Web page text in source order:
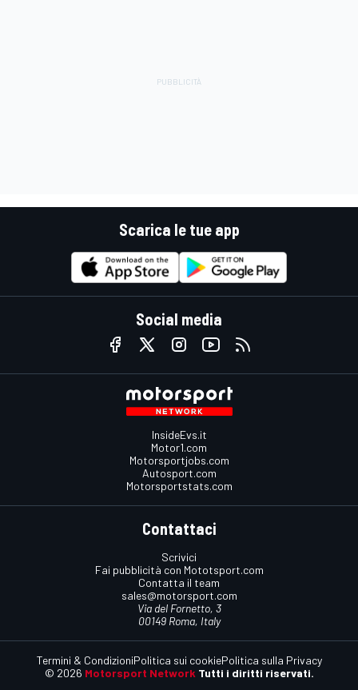
Scarica le tue app
Social media
InsideEvs.it
Motor1.com
Motorsportjobs.com
Autosport.com
Motorsportstats.com
Contattaci
Scrivici
Fai pubblicità con Mototsport.com
Contatta il team
sales@motorsport.com
Via del Fornetto, 3
00149 Roma, Italy
© 2026 Motorsport Network Tutti i diritti riservati.
Termini & CondizioniPolitica sui cookiePolitica sulla Privacy